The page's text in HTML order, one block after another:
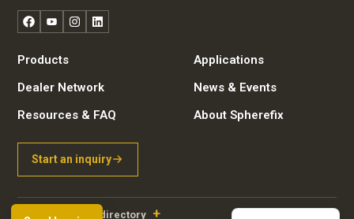
FacebookYouTubeInstagram
LinkedIn
Products
Applications
Dealer Network
News & Events
Resources & FAQ
About Spherefix
Start an inquiry
Browse product directory